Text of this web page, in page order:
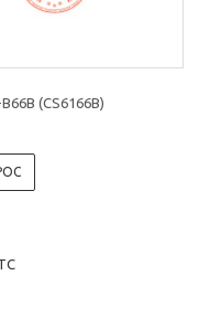
(CS6166B)